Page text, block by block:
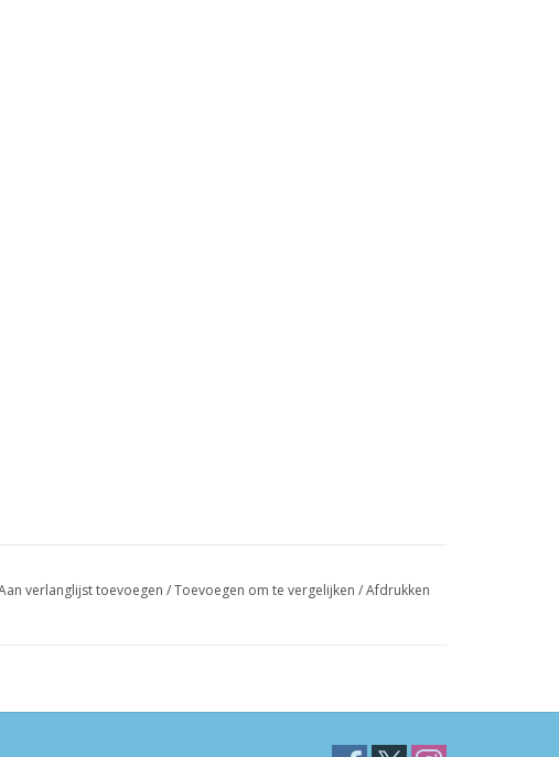
verlanglijst toevoegen /Toevoegen om te vergelijken /Afdrukken